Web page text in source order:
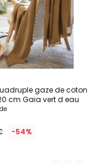
gaze de coton
cm Gaia vert d eau
-54%